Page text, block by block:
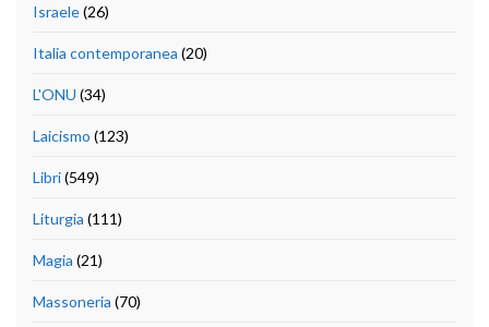
Israele(26)
Italia contemporanea (20)
L'ONU (34)
Laicismo (123)
Libri(549)
Liturgia (111)
Magia (21)
Massoneria (70)